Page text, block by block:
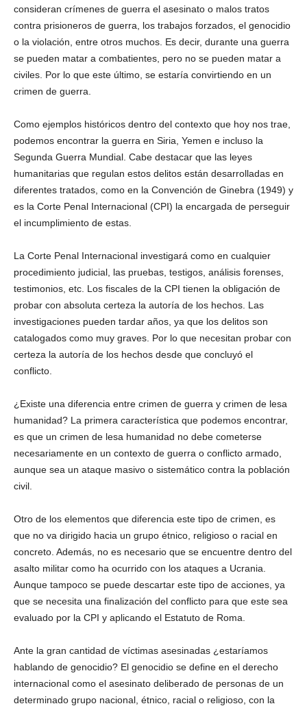
consideran crímenes de guerra el asesinato o malos tratos
contra prisioneros de guerra, los trabajos forzados, el genocidio
o la violación, entre otros muchos. Es decir, durante una guerra
se pueden matar a combatientes, pero no se pueden matar a
civiles. Por lo que este último, se estaría convirtiendo en un
crimen de guerra.
Como ejemplos históricos dentro del contexto que hoy nos trae,
podemos encontrar la guerra en Siria, Yemen e incluso la
Segunda Guerra Mundial. Cabe destacar que las leyes
humanitarias que regulan estos delitos están desarrolladas en
diferentes tratados, como en la Convención de Ginebra (1949) y
es la Corte Penal Internacional (CPI) la encargada de perseguir
el incumplimiento de estas.
La Corte Penal Internacional investigará como en cualquier
procedimiento judicial, las pruebas, testigos, análisis forenses,
testimonios, etc. Los fiscales de la CPI tienen la obligación de
probar con absoluta certeza la autoría de los hechos. Las
investigaciones pueden tardar años, ya que los delitos son
catalogados como muy graves. Por lo que necesitan probar con
certeza la autoría de los hechos desde que concluyó el
conflicto.
¿Existe una diferencia entre crimen de guerra y crimen de lesa
humanidad? La primera característica que podemos encontrar,
es que un crimen de lesa humanidad no debe cometerse
necesariamente en un contexto de guerra o conflicto armado,
aunque sea un ataque masivo o sistemático contra la población
civil.
Otro de los elementos que diferencia este tipo de crimen, es
que no va dirigido hacia un grupo étnico, religioso o racial en
concreto. Además, no es necesario que se encuentre dentro del
asalto militar como ha ocurrido con los ataques a Ucrania.
Aunque tampoco se puede descartar este tipo de acciones, ya
que se necesita una finalización del conflicto para que este sea
evaluado por la CPI y aplicando el Estatuto de Roma.
Ante la gran cantidad de víctimas asesinadas ¿estaríamos
hablando de genocidio? El genocidio se define en el derecho
internacional como el asesinato deliberado de personas de un
determinado grupo nacional, étnico, racial o religioso, con la